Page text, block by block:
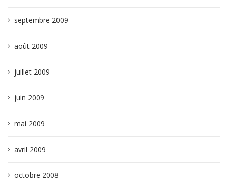
septembre 2009
août 2009
juillet 2009
juin 2009
mai 2009
avril 2009
octobre 2008